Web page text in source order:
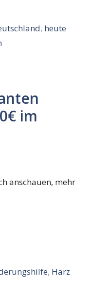
, heute
im
anschauen, mehr
, Harz